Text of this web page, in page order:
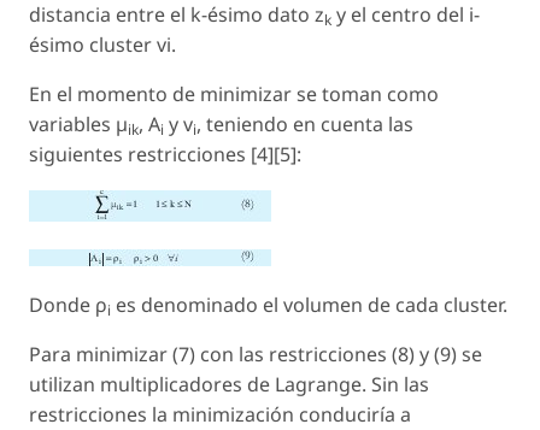
distancia entre el k-ésimo dato zk y el centro del i-
ésimo cluster vi.
En el momento de minimizar se toman como
variables µik, Ai y vi, teniendo en cuenta las
siguientes restricciones [4][5]:
Donde ρi es denominado el volumen de cada cluster.
Para minimizar (7) con las restricciones (8) y (9) se
utilizan multiplicadores de Lagrange. Sin las
restricciones la minimización conduciría a